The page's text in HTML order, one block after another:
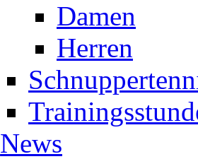
Damen
Herren
News